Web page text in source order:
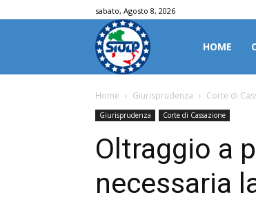
sabato, Agosto 8, 2026
HOME
Home Giurisprudenza Corte di
Giurisprudenza Corte di Cassazione
Oltraggio a
necessaria